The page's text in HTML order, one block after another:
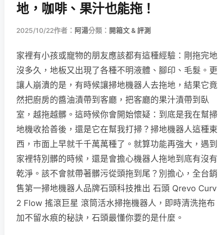
地，咖啡、果汁也能拖！
2025/10/22作者： 阿湯分類： 開箱文 & 評測
家裡有小孩或寵物的朋友應該都有這種經驗：剛拖完地
沒多久，地板又出現了各種不明液體、腳印、毛髮。更
讓人崩潰的是，有時候讓掃地機器人去拖地，結果它竟
然把廚房的醬油漬帶到客廳，把客廳的果汁漬帶到臥
室，越拖越髒。這時候你會開始懷疑：到底是我在幫掃
地機收拾善後，還是它在幫我打掃？掃地機器人這種東
西，市面上早就千千萬萬種了。就算功能再強大，遇到
家裡特別髒的時候，還是會擔心機器人拖地到底有沒有
乾淨。該不會就帶著髒污從頭拖到尾？別擔心，全台銷
售第一掃地機器人品牌石頭科技推出 石頭 Qrevo Curv
2 Flow 搖滾巨星 滾筒活水掃拖機器人，即時清洗拖布
加不留水痕的秘訣，石頭最懂你要的是什麼。